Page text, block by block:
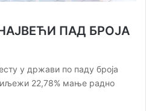
ПАД БРОЈА
у држави по паду броја
22,78% мање радно